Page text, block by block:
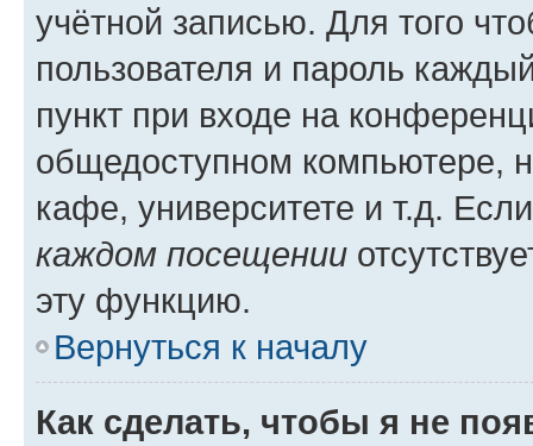
учётной записью. Для того
пользователя и пароль
пункт при входе на
общедоступном компьютере,
кафе, университете и т.д.
каждом посещении
эту функцию.
Вернуться к началу
Как сделать, чтобы я не